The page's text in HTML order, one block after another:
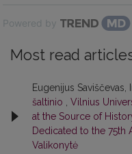
Powered by
Most read
Eugenijus Saviščevas,
šaltinio
Vilnius
at the Source of
Dedicated to the 75th
Valikonytė